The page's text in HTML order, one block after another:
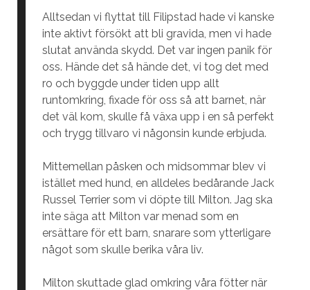
Alltsedan vi flyttat till Filipstad hade vi kanske
inte aktivt försökt att bli gravida, men vi hade
slutat använda skydd. Det var ingen panik för
oss. Hände det så hände det, vi tog det med
ro och byggde under tiden upp allt
runtomkring, fixade för oss så att barnet, när
det väl kom, skulle få växa upp i en så perfekt
och trygg tillvaro vi någonsin kunde erbjuda.
Mittemellan påsken och midsommar blev vi
istället med hund, en alldeles bedårande Jack
Russel Terrier som vi döpte till Milton. Jag ska
inte säga att Milton var menad som en
ersättare för ett barn, snarare som ytterligare
något som skulle berika våra liv.
Milton skuttade glad omkring våra fötter när